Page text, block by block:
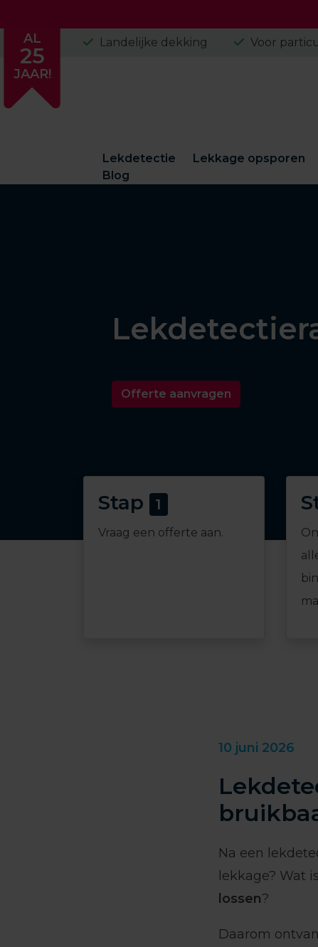
content
Landelijke dekking Voor
Lekdetectie Lekkage opsporen
Blog
AL
25
JAAR!
Offerte aanvragen
Stap 1
Vraag een offerte aan.
10 juni 2026
Na een
lekkage? Wat
lossen?
Daarom